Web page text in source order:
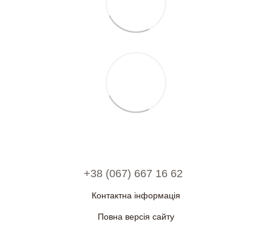
+38 (067) 667 16 62
Контактна інформація
Повна версія сайту